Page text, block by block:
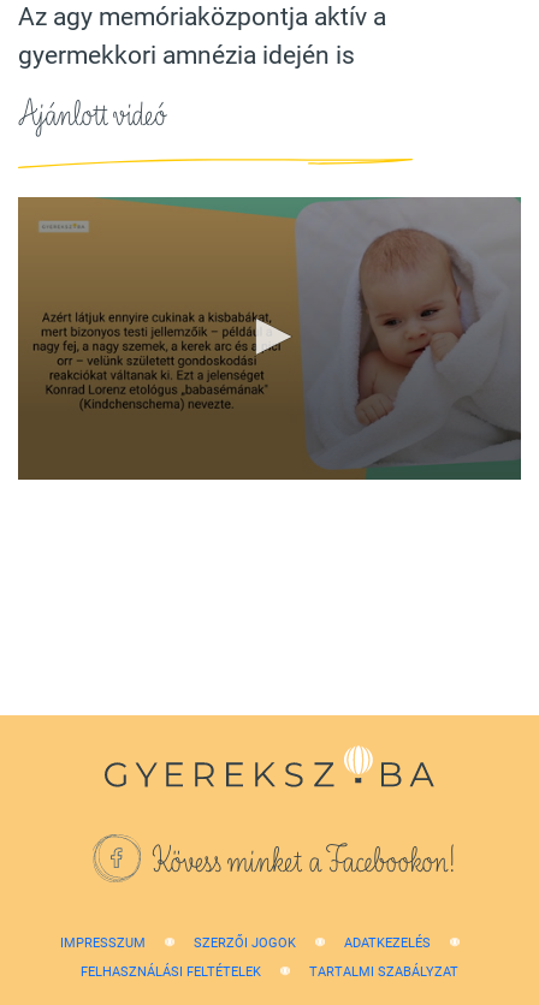
Az agy memóriaközpontja aktív a
gyermekkori amnézia idején is
Ajánlott videó
Kövess minket a Facebookon!
IMPRESSZUM SZERZŐI JOGOK
ADATKEZELÉS
FELHASZNÁLÁSI FELTÉTELEK
TARTALMI SZABÁLYZAT